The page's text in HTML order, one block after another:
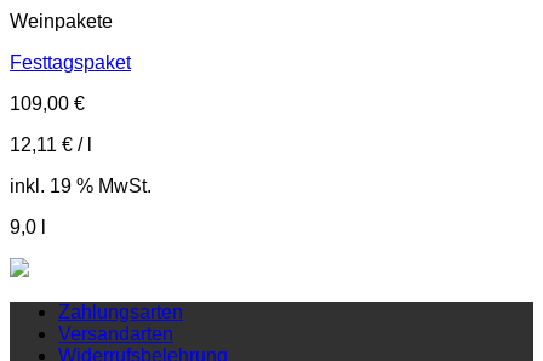
Weinpakete
Festtagspaket
109,00 €
12,11 € /
inkl. 19 % MwSt.
9,0
Zahlungsarten
Versandarten
Widerrufsbelehrung